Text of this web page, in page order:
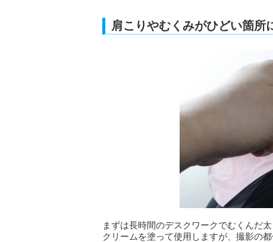
肩こりやむくみがひどい箇所
まずは長時間のデスクワークでむくんだ
クリームを塗って使用しますが、撮影の